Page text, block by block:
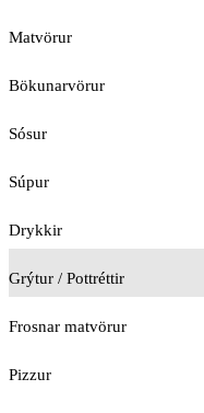
Matvörur
Bökunarvörur
Sósur
Súpur
Drykkir
Grýtur / Pottréttir
Frosnar matvörur
Pizzur